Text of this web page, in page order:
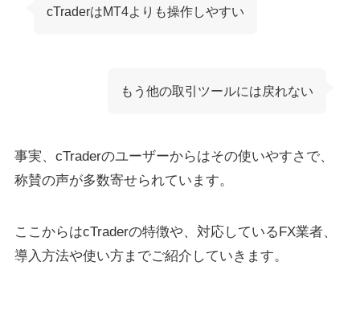
cTraderはMT4よりも操作しやすい
もう他の取引ツールには戻れない
事実、cTraderのユーザーからはその使いやすさで、
称賛の声が多数寄せられています。
ここからはcTraderの特徴や、対応しているFX業者、
導入方法や使い方までご紹介していきます。